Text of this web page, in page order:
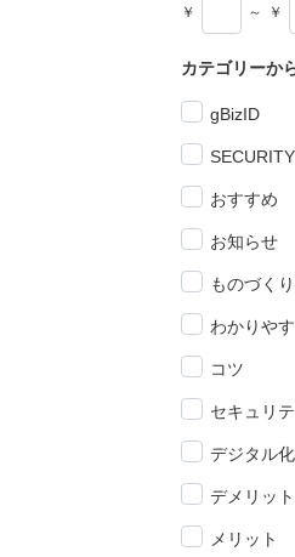
￥ ～ ￥
カテゴリーか
gBizID
おすすめ
お知らせ
ものづく
わかりや
コツ
セキュリ
デジタル
デメリット
メリット